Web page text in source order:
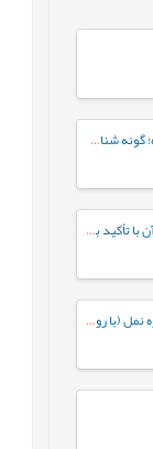
روایات زیارت امام حسین علیه السلام با پای پیاده؛ گونه شناسی و دلالت سنجی
ضرورت‌‌ مدارا در مدیریت اسلامی و آثار اجتماعی آن با تأکید بر سیره پیامبر صلی الله علیه و آله و امام علی علیه السلام
تحلیل سماع اموات با تاکید بر آیات 80 و 81 سوره نمل (با رویکرد قرآن به قرآن)